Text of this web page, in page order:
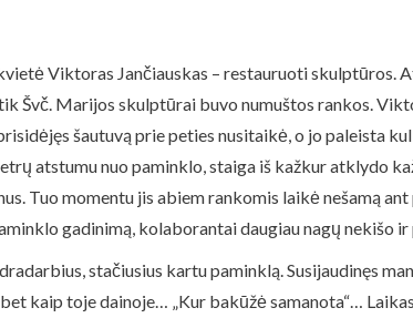
Viktoras Jančiauskas – restauruoti skulptūros.
Švč. Marijos skulptūrai buvo numuštos rankos.
šautuvą prie peties nusitaikė, o jo paleista
atstumu nuo paminklo, staiga iš kažkur atklydo
Tuo momentu jis abiem rankomis laikė nešamą
gadinimą, kolaborantai daugiau nagų nekišo ir
stačiusius kartu paminklą. Susijaudinęs
kaip toje dainoje… „Kur bakūžė samanota“…